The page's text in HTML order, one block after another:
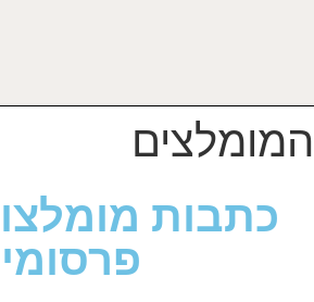
המומלצים
כתבות
פרסומי